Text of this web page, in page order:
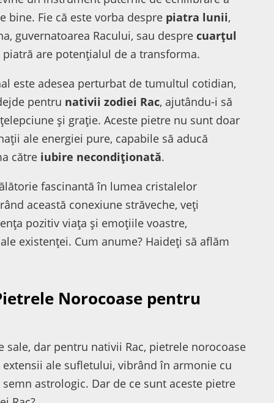
Fie că este vorba despre piatra lunii,
guvernatoarea Racului, sau desprecuarțul
are potențialul de a transforma.
este adesea perturbat de tumultul cotidian,
pentru nativii zodiei Rac, ajutându-i să
și grație. Aceste pietre nu sunt doar
ale energiei pure, capabile să aducă
către iubire necondiționată.
fascinantă în lumea cristalelor
această conexiune străveche, veți
pozitiv viața și emoțiile voastre,
existenței. Cum anume? Haideți să aflăm
Norocoase pentru
sale, dar pentru nativii Rac, pietrele norocoase
ale sufletului, vibrând în armonie cu
astrologic. Dar de ce sunt aceste pietre